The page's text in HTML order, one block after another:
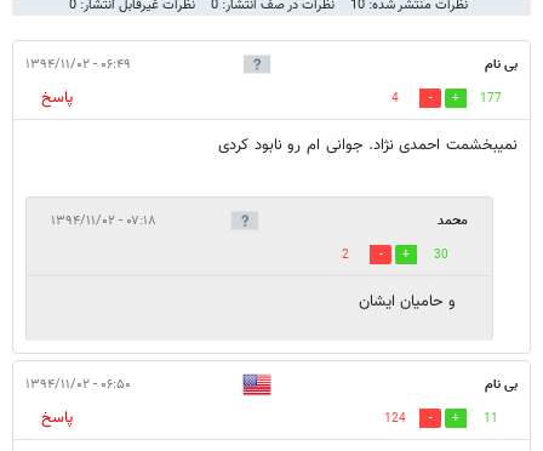
نظرات منتشر شده: 10 نظرات در صف انتشار: 0 نظرات غیرقابل انتشار: 0
بی نام ۰۶:۴۹ - ۱۳۹۴/۱۱/۰۲
177
4
پاسخ
نمیبخشمت احمدی نژاد. جوانی ام رو نابود کردی
محمد ۰۷:۱۸ - ۱۳۹۴/۱۱/۰۲
30
2
و حامیان ایشان
بی نام ۰۶:۵۰ - ۱۳۹۴/۱۱/۰۲
11
124 پاسخ